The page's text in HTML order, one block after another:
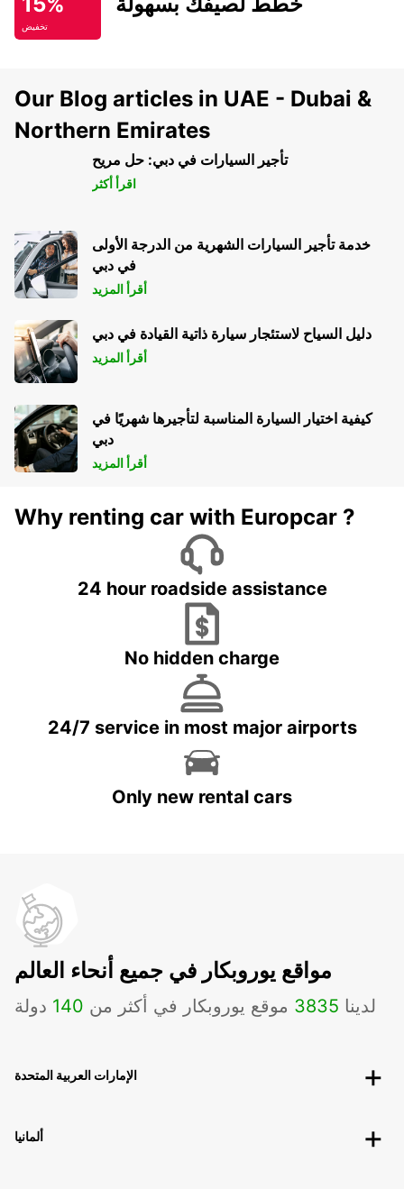
تخفيض
Our Blog articles in UAE - Dubai &
Northern Emirates
تأجير السيارات في دبي: حل مريح
اقرأ أكثر
خدمة تأجير السيارات الشهرية من الدرجة الأولى
في دبي
أقرأ المزيد
دليل السياح لاستئجار سيارة ذاتية القيادة في دبي
أقرأ المزيد
كيفية اختيار السيارة المناسبة لتأجيرها شهريًا في
دبي
أقرأ المزيد
Why renting car with Europcar ?
24 hour roadside assistance
No hidden charge
24/7 service in most major airports
Only new rental cars
مواقع يوروبكار في جميع أنحاء العالم
لدينا 3835 موقع يوروبكار في أكثر من 140 دولة
الإمارات العربية المتحدة
ألمانيا